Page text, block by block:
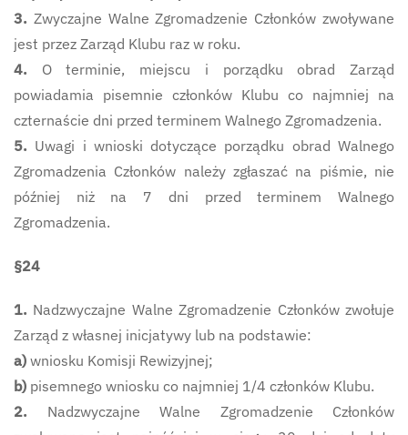
3. Zwyczajne Walne Zgromadzenie Członków zwoływane
jest przez Zarząd Klubu raz w roku.
4.
O terminie, miejscu i porządku obrad Zarząd
powiadamia pisemnie członków Klubu co najmniej na
czternaście dni przed terminem Walnego Zgromadzenia.
5. Uwagi i wnioski dotyczące porządku obrad Walnego
Zgromadzenia Członków należy zgłaszać na piśmie, nie
później niż na 7 dni przed terminem Walnego
Zgromadzenia.
§24
1. Nadzwyczajne Walne Zgromadzenie Członków zwołuje
Zarząd z własnej inicjatywy lub na podstawie:
a) wniosku Komisji Rewizyjnej;
b) pisemnego wniosku co najmniej 1/4 członków Klubu.
2.
Nadzwyczajne Walne Zgromadzenie Członków